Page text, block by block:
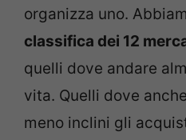
organizza uno.
classifica dei 12
quelli dove andare
vita. Quelli dove
meno inclini gli